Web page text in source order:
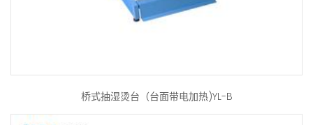
桥式抽湿烫台（台面带电加热)YL-B